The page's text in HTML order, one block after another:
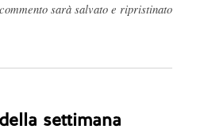
sarà salvato e ripristinato
settimana